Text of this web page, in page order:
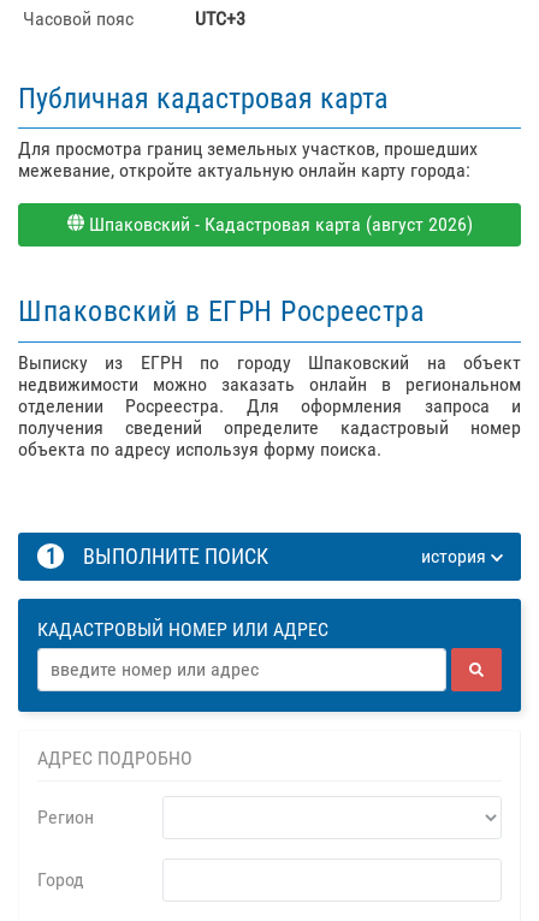
Часовой пояс
UTC+3
Публичная кадастровая карта
Для просмотра границ земельных участков, прошедших
межевание, откройте актуальную онлайн карту города:
Шпаковский - Кадастровая карта (август 2026)
Шпаковский в ЕГРН Росреестра
Выписку из ЕГРН по городу Шпаковский на объект
недвижимости можно заказать онлайн в региональном
отделении Росреестра. Для оформления запроса и
получения сведений определите кадастровый номер
объекта по адресу используя форму поиска.
1 ВЫПОЛНИТЕ ПОИСК история
КАДАСТРОВЫЙ НОМЕР ИЛИ АДРЕС
АДРЕС ПОДРОБНО
Регион
Город